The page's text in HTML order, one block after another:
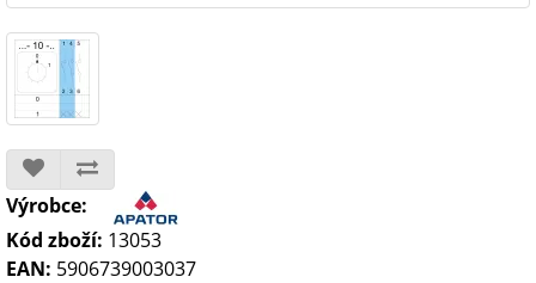
Výrobce:
Kód zboží: 13053
EAN: 5906739003037